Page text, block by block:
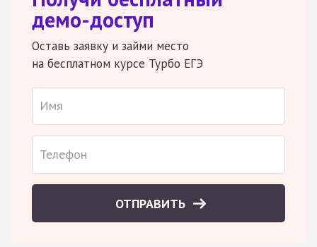
демо-доступ
Оставь заявку и займи место
на бесплатном курсе Турбо ЕГЭ
ОТПРАВИТЬ